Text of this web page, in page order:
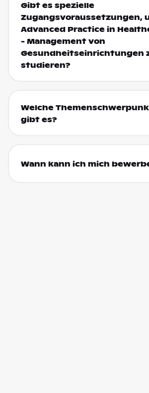
Gibt es spezielle
Zugangsvoraussetzungen,
Advanced Practice in
- Management von
Gesundheitseinrichtungen
studieren?
Welche
gibt es?
Wann kann ich mich